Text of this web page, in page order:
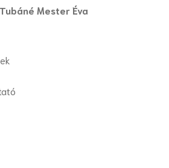
Mester Éva